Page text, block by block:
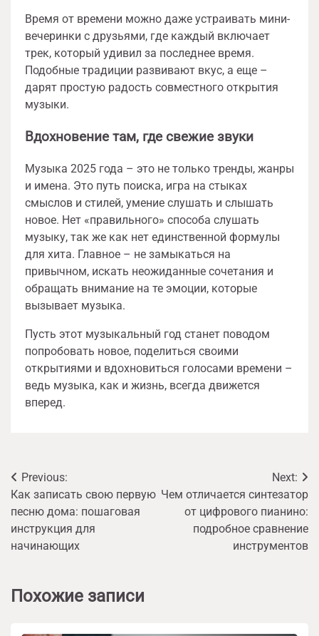
Время от времени можно даже устраивать мини-
вечеринки с друзьями, где каждый включает
трек, который удивил за последнее время.
Подобные традиции развивают вкус, а еще –
дарят простую радость совместного открытия
музыки.
Вдохновение там, где свежие звуки
Музыка 2025 года – это не только тренды, жанры
и имена. Это путь поиска, игра на стыках
смыслов и стилей, умение слушать и слышать
новое. Нет «правильного» способа слушать
музыку, так же как нет единственной формулы
для хита. Главное – не замыкаться на
привычном, искать неожиданные сочетания и
обращать внимание на те эмоции, которые
вызывает музыка.
Пусть этот музыкальный год станет поводом
попробовать новое, поделиться своими
открытиями и вдохновиться голосами времени –
ведь музыка, как и жизнь, всегда движется
вперед.
Навигация
по
записям
Previous:
Как записать свою первую
песню дома: пошаговая
инструкция для
начинающих
Next:
Чем отличается синтезатор
от цифрового пианино:
подробное сравнение
инструментов
Похожие записи